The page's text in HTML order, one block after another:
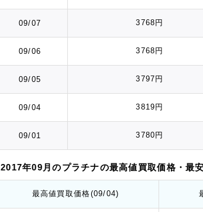
09/07 3768円
09/06 3768円
09/05 3797円
09/04 3819円
09/01 3780円
2017年09月のプラチナの最高値買取価格・最
最高値買取価格(09/04)